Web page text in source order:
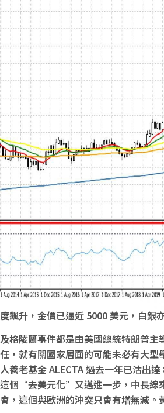
飆升，金價已逼近 5000 美元，白銀
格陵蘭事件都是由美國總統特朗普
，就有關國家層面的可能未必有大
養老基金 ALECTA 過去一年已沽出
個“去美元化”又邁進一步，中長線
，這個與歐洲的沖突只會有增無減